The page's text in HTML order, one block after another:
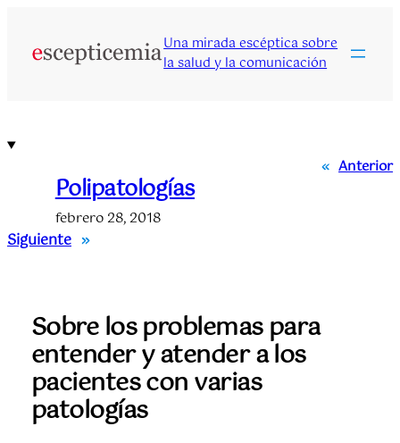
contenido
Una mirada escéptica sobre
la salud y la comunicación
« Anterior
Polipatologías
febrero 28, 2018
Siguiente »
Sobre los problemas para
entender y atender a los
pacientes con varias
patologías